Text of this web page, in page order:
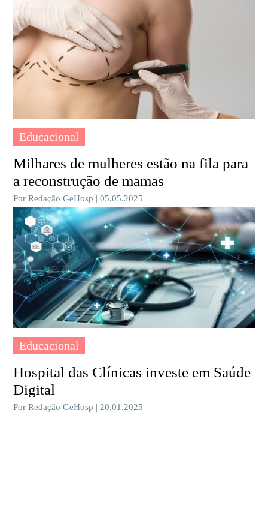
Educacional
Milhares de mulheres estão na fila para
a reconstrução de mamas
Por Redação GeHosp | 05.05.2025
Educacional
Hospital das Clínicas investe em Saúde
Digital
Por Redação GeHosp | 20.01.2025